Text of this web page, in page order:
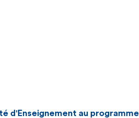
d'Enseignement au programme